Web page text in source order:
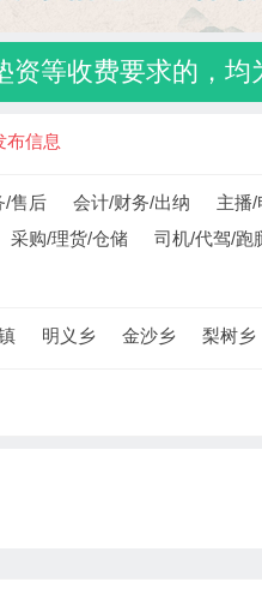
等收费要求的，均
布信息
/售后 会计/财务/出纳 主播/
采购/理货/仓储 司机/代驾/跑
明义乡 金沙乡 梨树乡